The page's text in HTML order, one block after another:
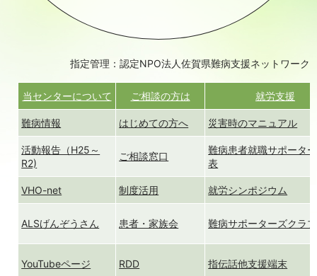
指定管理：認定NPO法人佐賀県難病支援ネットワーク
当センターについて ご相談の方は 就労支援
難病情報 はじめての方へ 災害時のマニュアル
活動報告（H25～
R2)
ご相談窓口
難病患者就職サポータ
表
VHO-net 制度活用 就労シンポジウム
ALSげんぞうさん 患者・家族会 難病サポーターズクラブ
YouTubeページ RDD 指伝話他支援端末